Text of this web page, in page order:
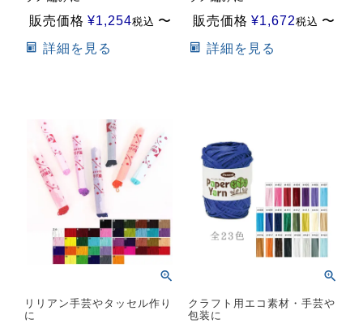
販売価格 ¥1,254税込 〜
詳細を見る
販売価格 ¥1,672税込 〜
詳細を見る
リリアン手芸やタッセル作り
に
クラフト用エコ素材・手芸や
包装に